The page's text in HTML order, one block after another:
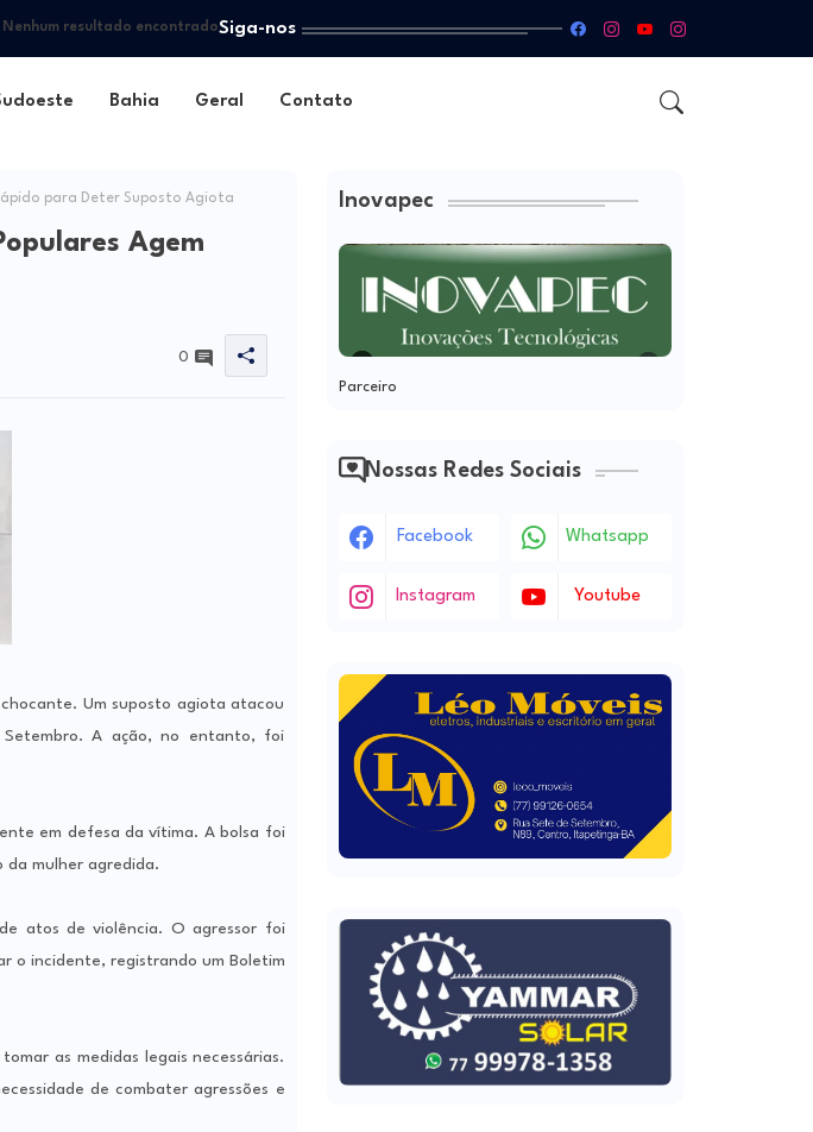
resultado encontradoSiga-nos
Bahia Geral Contato
para Deter Suposto Agiota
Agem
0
Um suposto agiota atacou
A ação, no entanto, foi
em defesa da vítima. A bolsa foi
mulher agredida.
atos de violência. O agressor foi
o incidente, registrando um Boletim
as medidas legais necessárias.
de combater agressões e
Inovapec
Parceiro
Nossas Redes Sociais
Facebook Whatsapp
Instagram Youtube